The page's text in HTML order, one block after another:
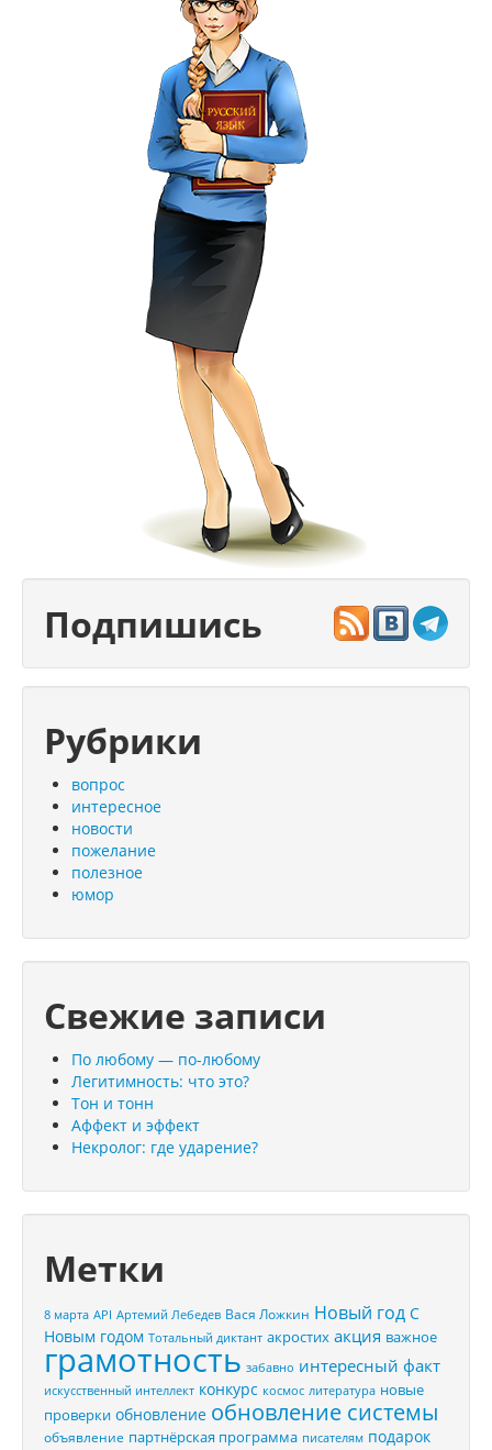
Подпишись
Рубрики
вопрос
интересное
новости
пожелание
полезное
юмор
Свежие записи
По любому — по-любому
Легитимность: что это?
Тон и тонн
Аффект и эффект
Некролог: где ударение?
Метки
8 марта API Артемий Лебедев Вася Ложкин Новый год С
Новым годом Тотальный диктант акростих акция важное
грамотность забавно интересный факт
искусственный интеллект конкурс космос литература новые
проверки обновление обновление системы
объявление партнёрская программа писателям подарок